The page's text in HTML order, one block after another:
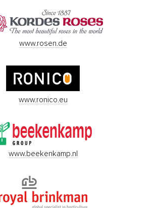
www.rosen.de
www.ronico.eu
www.beekenkamp.nl